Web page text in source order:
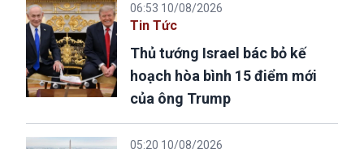
06:53 10/08/2026
Tin Tức
Thủ tướng Israel bác bỏ kế
hoạch hòa bình 15 điểm mới
của ông Trump
05:20 10/08/2026